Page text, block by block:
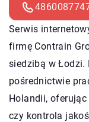
Serwis
firmę Contrain
siedzibą w Łodzi.
pośrednictwie
Holandii,
czy kontrola